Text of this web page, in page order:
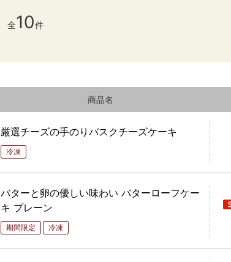
全10件
商品名
厳選チーズの手のりバスクチーズケーキ
冷凍
バターと卵の優しい味わい バターローフケー
キ プレーン
期間限定 冷凍